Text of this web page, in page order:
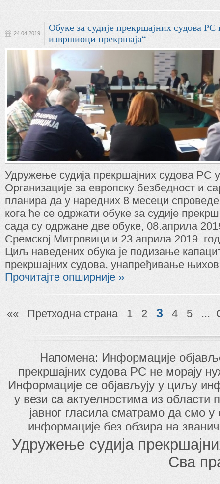
24.04.2019.
Обуке за судије прекршајних судова
извршиоци прекршаја“
Удружење судија прекршајних судова РС
Организације за европску безбедност и
планира да у наредних 8 месеци спроведе
кога ће се одржати обуке за судије
сада су одржане две обуке, 08.априла
Сремској Митровици и 23.априла 2019.
Циљ наведених обука је подизање
прекршајних судова, унапређивање
Прочитајте опширније »
«« Претходна страна 1 2 3 4 5...
Напомена: Информације
прекршајних судова РС не морају
Информације се објављују у циљу
у вези са актуелностима из области
јавног гласила сматрамо да смо
информације без обзира на
Удружење судија
Сва